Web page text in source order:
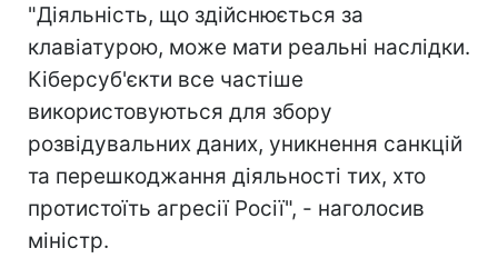
"Діяльність, що здійснюється за
клавіатурою, може мати реальні наслідки.
Кіберсуб'єкти все частіше
використовуються для збору
розвідувальних даних, уникнення санкцій
та перешкоджання діяльності тих, хто
протистоїть агресії Росії", - наголосив
міністр.